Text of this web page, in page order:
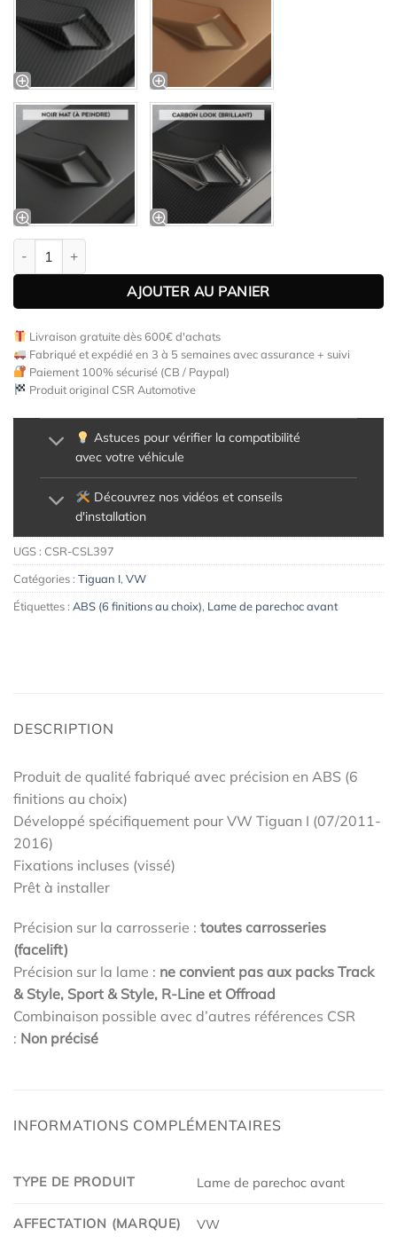
quantité de Lame de parechoc avant pour VW Tiguan I toutes
AJOUTER AU PANIER
Livraison gratuite dès 600€ d'achats
Fabriqué et expédié en 3 à 5 semaines avec assurance + suivi
Paiement 100% sécurisé (CB / Paypal)
Produit original CSR Automotive
Astuces pour vérifier la compatibilité
avec votre véhicule
Découvrez nos vidéos et conseils
d'installation
UGS : CSR-CSL397
Catégories : Tiguan I, VW
Étiquettes : ABS (6 finitions au choix), Lame de parechoc avant
DESCRIPTION
Produit de qualité fabriqué avec précision en ABS (6
finitions au choix)
Développé spécifiquement pour VW Tiguan I (07/2011-
2016)
Fixations incluses (vissé)
Prêt à installer
Précision sur la carrosserie : toutes carrosseries
(facelift)
Précision sur la lame : ne convient pas aux packs Track
& Style, Sport & Style, R-Line et Offroad
Combinaison possible avec d’autres références CSR
: Non précisé
INFORMATIONS COMPLÉMENTAIRES
TYPE DE PRODUIT Lame de parechoc avant
AFFECTATION (MARQUE) VW